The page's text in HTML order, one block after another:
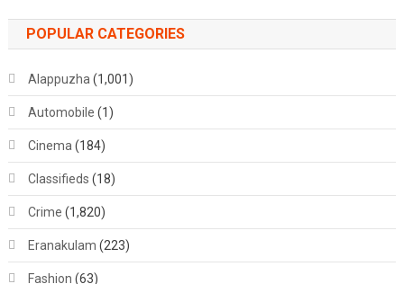
POPULAR CATEGORIES
Alappuzha (1,001)
Automobile (1)
Cinema (184)
Classifieds (18)
Crime (1,820)
Eranakulam (223)
Fashion (63)